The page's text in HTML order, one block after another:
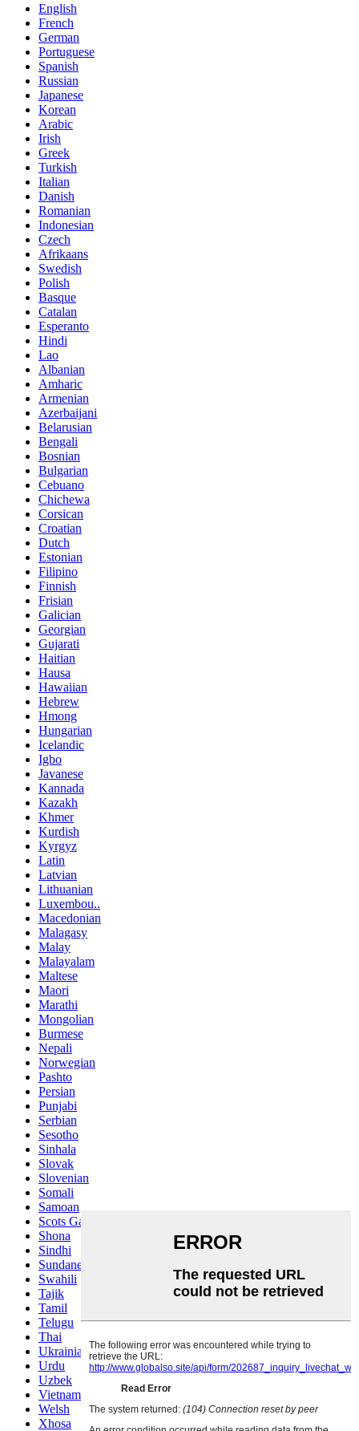
English
French
German
Portuguese
Spanish
Russian
Japanese
Korean
Arabic
Irish
Greek
Turkish
Italian
Danish
Romanian
Indonesian
Czech
Afrikaans
Swedish
Polish
Basque
Catalan
Esperanto
Hindi
Lao
Albanian
Amharic
Armenian
Azerbaijani
Belarusian
Bengali
Bosnian
Bulgarian
Cebuano
Chichewa
Corsican
Croatian
Dutch
Estonian
Filipino
Finnish
Frisian
Galician
Georgian
Gujarati
Haitian
Hausa
Hawaiian
Hebrew
Hmong
Hungarian
Icelandic
Igbo
Javanese
Kannada
Kazakh
Khmer
Kurdish
Kyrgyz
Latin
Latvian
Lithuanian
Luxembou..
Macedonian
Malagasy
Malay
Malayalam
Maltese
Maori
Marathi
Mongolian
Burmese
Nepali
Norwegian
Pashto
Persian
Punjabi
Serbian
Sesotho
Sinhala
Slovak
Slovenian
Somali
Samoan
Scots Gaelic
Shona
Sindhi
Sundanese
Swahili
Tajik
Tamil
Telugu
Thai
Ukrainian
Urdu
Uzbek
Vietnamese
Welsh
Xhosa